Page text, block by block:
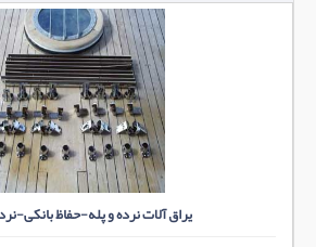
یراق آلات نرده و پله-حفاظ بانکی-